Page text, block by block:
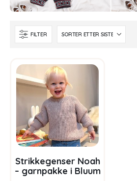
FILTER
Strikkegenser Noah
– garnpakke i Bluum